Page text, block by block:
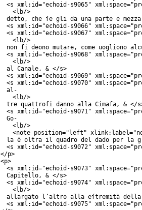
<s xml:id="echoid-s9065" xml:space="
<lb/>
detto, che ſe gli da una parte e
<s xml:id="echoid-s9066" xml:space="
<s xml:id="echoid-s9067" xml:space="
<lb/>
non ſi deono mutare, come uogliono
<s xml:id="echoid-s9068" xml:space="
<lb/>
al Canale, & </s>
<s xml:id="echoid-s9069" xml:space="
<s xml:id="echoid-s9070" xml:space="
al-
<lb/>
tre quattroſi danno alla Cimaſa, & </s
<s xml:id="echoid-s9071" xml:space="
Go-
<lb/>
<note position=" left " xlink:label="
la è oltra il quadro del dado per la
<s xml:id="echoid-s9072" xml:space="
</p>
<p>
<s xml:id="echoid-s9073" xml:space="
Capitello, & </s>
<s xml:id="echoid-s9074" xml:space="
<lb/>
allargato l’altro alla eſtremità della
<s xml:id="echoid-s9075" xml:space="